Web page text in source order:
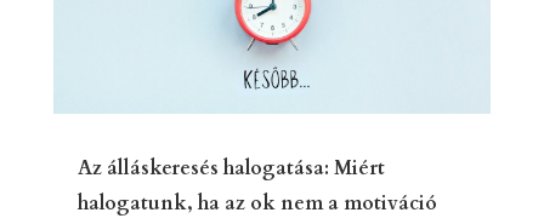
Az álláskeresés halogatása: Miért
halogatunk, ha az ok nem a motiváció